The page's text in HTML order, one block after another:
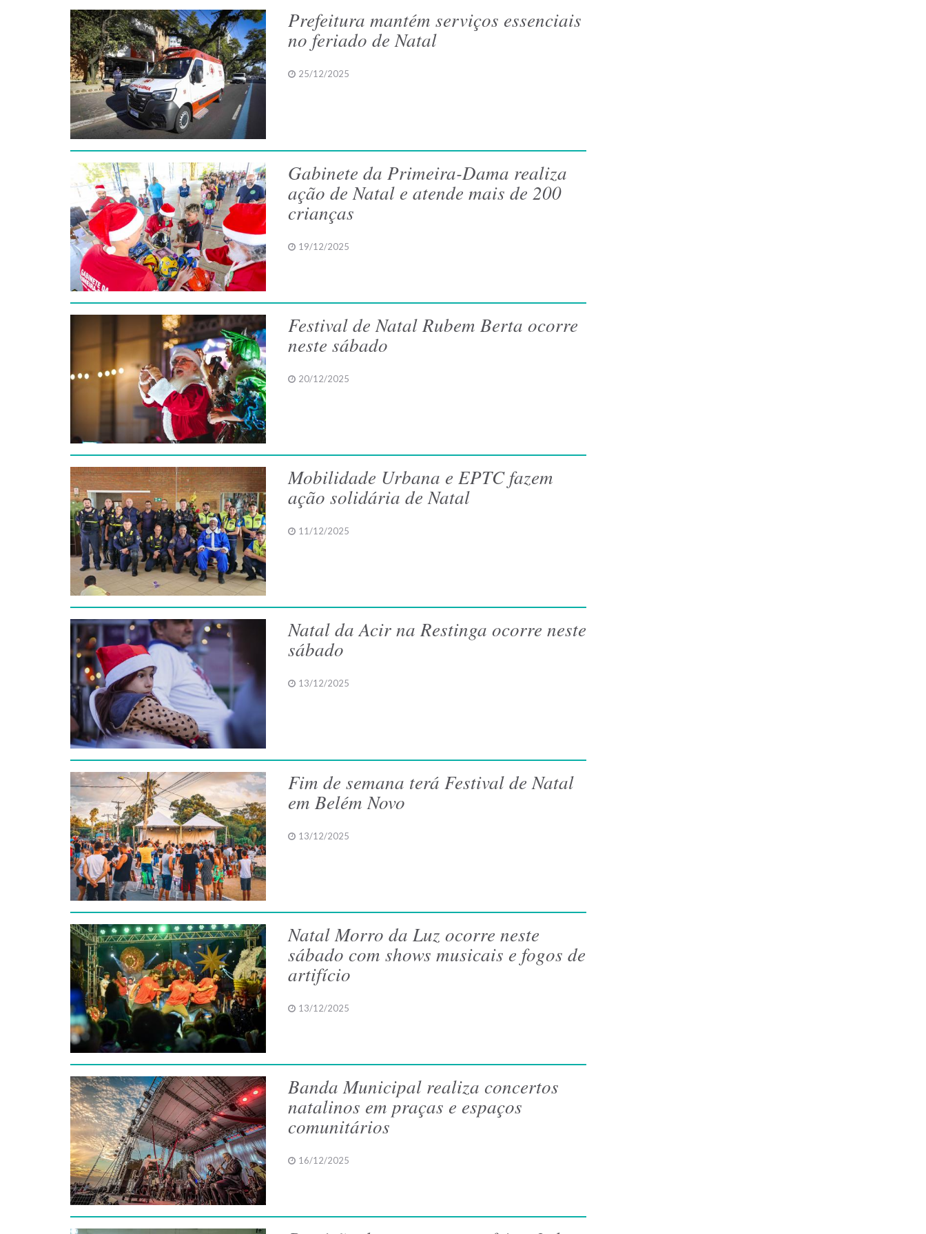
Prefeitura mantém serviços essenciais
no feriado de Natal
25/12/2025
Gabinete da Primeira-Dama realiza
ação de Natal e atende mais de 200
crianças
19/12/2025
Festival de Natal Rubem Berta ocorre
neste sábado
20/12/2025
Mobilidade Urbana e EPTC fazem
ação solidária de Natal
11/12/2025
Natal da Acir na Restinga ocorre neste
sábado
13/12/2025
Fim de semana terá Festival de Natal
em Belém Novo
13/12/2025
Natal Morro da Luz ocorre neste
sábado com shows musicais e fogos de
artifício
13/12/2025
Banda Municipal realiza concertos
natalinos em praças e espaços
comunitários
16/12/2025